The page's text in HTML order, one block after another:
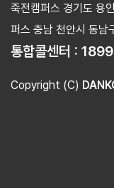
죽전캠퍼스 경기도 용
퍼스 충남 천안시 동남
통합콜센터 :
Copyright (C)